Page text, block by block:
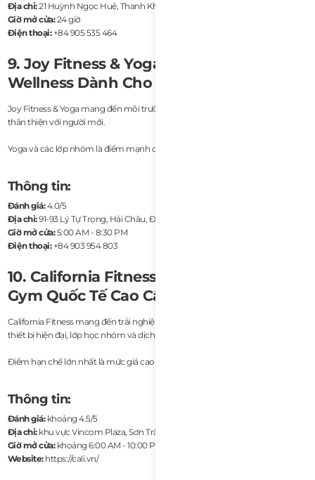
Địa chỉ:21 Huỳnh Ngọc Huệ, Thanh Khê, Đà Nẵng
Giờ mở cửa:24 giờ
Điện thoại: +84 905 535 464
9. Joy Fitness & Yoga – Không Gian
Wellness Dành Cho Nữ
Joy Fitness & Yoga mang đến môi trường tập luyện nhẹ nhàng, thư giãn và
thân thiện với người mới.
Yoga và các lớp nhóm là điểm mạnh chính của phòng gym này.
Thông tin:
Đánh giá:4.0/5
Địa chỉ:91-93 Lý Tự Trọng, Hải Châu, Đà Nẵng
Giờ mở cửa:5:00 AM - 8:30 PM
Điện thoại:+84 903 954 803
10. California Fitness Đà Nẵng – Phòng
Gym Quốc Tế Cao Cấp
California Fitness mang đến trải nghiệm gym quốc tế quen thuộc với trang
thiết bị hiện đại, lớp học nhóm và dịch vụ PT chuyên nghiệp.
Điểm hạn chế lớn nhất là mức giá cao hơn đáng kể so với gym địa phương.
Thông tin:
Đánh giá:khoảng 4.5/5
Địa chỉ:khu vực Vincom Plaza, Sơn Trà, Đà Nẵng
Giờ mở cửa: khoảng 6:00 AM - 10:00 PM
Website:https://cali.vn/